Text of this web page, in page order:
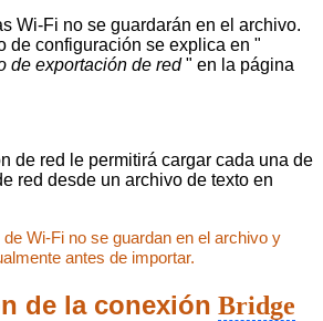
Wi-Fi no se guardarán en el archivo.
de configuración se explica en "
de exportación de red " en la página
de red le permitirá cargar cada una de
red desde un archivo de texto en
Wi-Fi no se guardan en el archivo y
antes de importar.
de la conexión Bridge